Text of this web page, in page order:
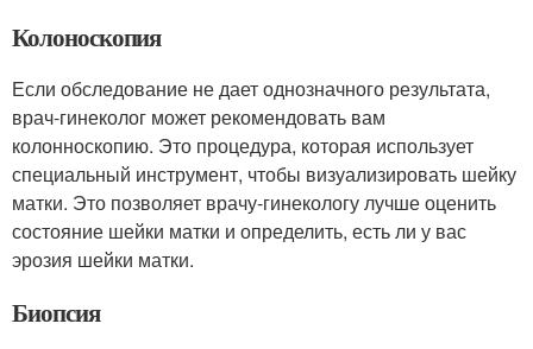
Колоноскопия
Если обследование не дает однозначного результата,
врач-гинеколог может рекомендовать вам
колонноскопию. Это процедура, которая использует
специальный инструмент, чтобы визуализировать шейку
матки. Это позволяет врачу-гинекологу лучше оценить
состояние шейки матки и определить, есть ли у вас
эрозия шейки матки.
Биопсия